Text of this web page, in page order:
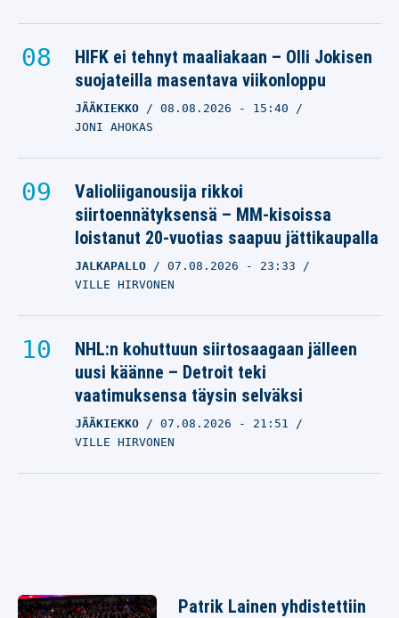
HIFK ei tehnyt maaliakaan – Olli Jokisen
suojateilla masentava viikonloppu
JÄÄKIEKKO 08.08.2026 - 15:40
JONI AHOKAS
Valioliiganousija rikkoi
siirtoennätyksensä – MM-kisoissa
loistanut 20-vuotias saapuu jättikaupalla
JALKAPALLO 07.08.2026 - 23:33
VILLE HIRVONEN
NHL:n kohuttuun siirtosaagaan jälleen
uusi käänne – Detroit teki
vaatimuksensa täysin selväksi
JÄÄKIEKKO 07.08.2026 - 21:51
VILLE HIRVONEN
Patrik Lainen yhdistettiin